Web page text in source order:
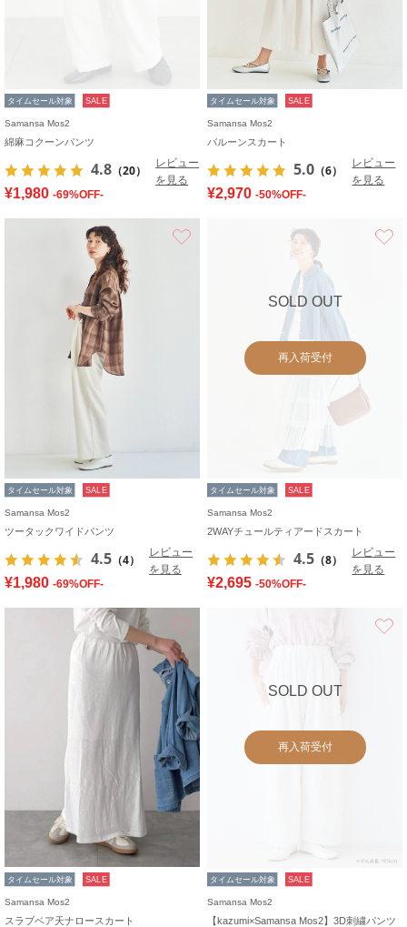
タイムセール対象 SALE
Samansa Mos2
綿麻コクーンパンツ
4.8 （20）
レビュー
を見る
¥1,980 -69%OFF-
タイムセール対象 SALE
Samansa Mos2
バルーンスカート
5.0 （6）
レビュー
を見る
¥2,970 -50%OFF-
タイムセール対象 SALE
Samansa Mos2
ツータックワイドパンツ
4.5 （4）
レビュー
を見る
¥1,980 -69%OFF-
SOLD OUT
再入荷受付
タイムセール対象 SALE
Samansa Mos2
2WAYチュールティアードスカート
4.5 （8）
レビュー
を見る
¥2,695 -50%OFF-
タイムセール対象 SALE
Samansa Mos2
スラブベア天ナロースカート
SOLD OUT
再入荷受付
タイムセール対象 SALE
Samansa Mos2
【kazumi×Samansa Mos2】3D刺繍パンツ